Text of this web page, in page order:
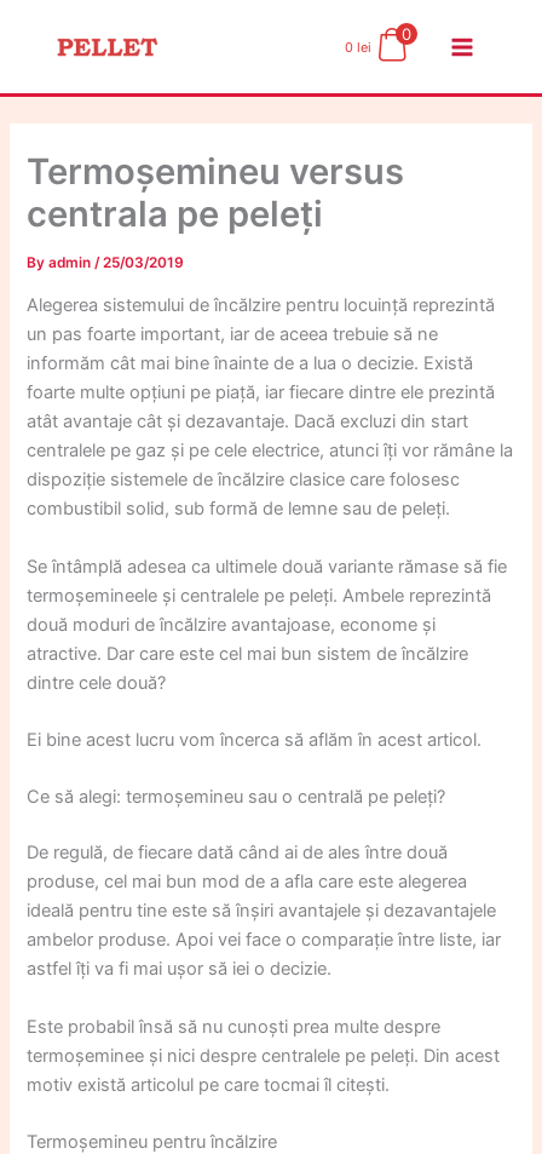
0 lei
0
Termoșemineu versus
centrala pe peleți
Byadmin /25/03/2019
Alegerea sistemului de încălzire pentru locuință reprezintă
un pas foarte important, iar de aceea trebuie să ne
informăm cât mai bine înainte de a lua o decizie. Există
foarte multe opțiuni pe piață, iar fiecare dintre ele prezintă
atât avantaje cât și dezavantaje. Dacă excluzi din start
centralele pe gaz și pe cele electrice, atunci îți vor rămâne la
dispoziție sistemele de încălzire clasice care folosesc
combustibil solid, sub formă de lemne sau de peleți.
Se întâmplă adesea ca ultimele două variante rămase să fie
termoșemineele și centralele pe peleți. Ambele reprezintă
două moduri de încălzire avantajoase, econome și
atractive. Dar care este cel mai bun sistem de încălzire
dintre cele două?
Ei bine acest lucru vom încerca să aflăm în acest articol.
Ce să alegi: termoșemineu sau o centrală pe peleți?
De regulă, de fiecare dată când ai de ales între două
produse, cel mai bun mod de a afla care este alegerea
ideală pentru tine este să înșiri avantajele și dezavantajele
ambelor produse. Apoi vei face o comparație între liste, iar
astfel îți va fi mai ușor să iei o decizie.
Este probabil însă să nu cunoști prea multe despre
termoșeminee și nici despre centralele pe peleți. Din acest
motiv există articolul pe care tocmai îl citești.
Termoșemineu pentru încălzire